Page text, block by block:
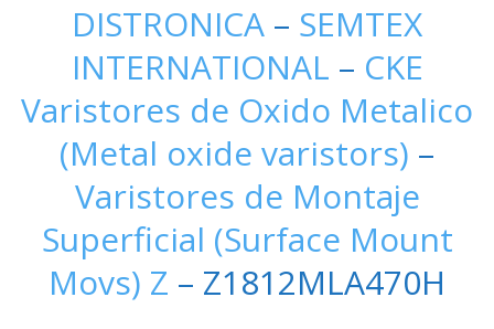
DISTRONICA – SEMTEX
INTERNATIONAL – CKE
Varistores de Oxido Metalico
(Metal oxide varistors) –
Varistores de Montaje
Superficial (Surface Mount
Movs) Z – Z1812MLA470H